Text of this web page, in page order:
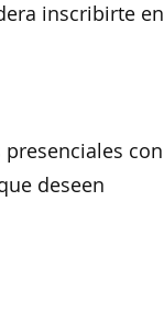
inscribirte
deseen